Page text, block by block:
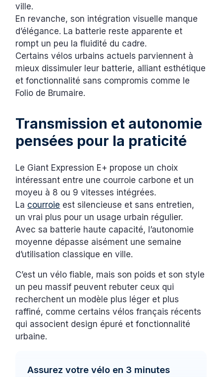
ville.
En revanche, son intégration visuelle manque
d’élégance. La batterie reste apparente et
rompt un peu la fluidité du cadre.
Certains vélos urbains actuels parviennent à
mieux dissimuler leur batterie, alliant esthétique
et fonctionnalité sans compromis comme le
Folio de Brumaire.
Transmission et autonomie
pensées pour la praticité
Le Giant Expression E+ propose un choix
intéressant entre une courroie carbone et un
moyeu à 8 ou 9 vitesses intégrées.
La courroie est silencieuse et sans entretien,
un vrai plus pour un usage urbain régulier.
Avec sa batterie haute capacité, l’autonomie
moyenne dépasse aisément une semaine
d’utilisation classique en ville.
C’est un vélo fiable, mais son poids et son style
un peu massif peuvent rebuter ceux qui
recherchent un modèle plus léger et plus
raffiné, comme certains vélos français récents
qui associent design épuré et fonctionnalité
urbaine.
Assurez votre vélo en 3 minutes